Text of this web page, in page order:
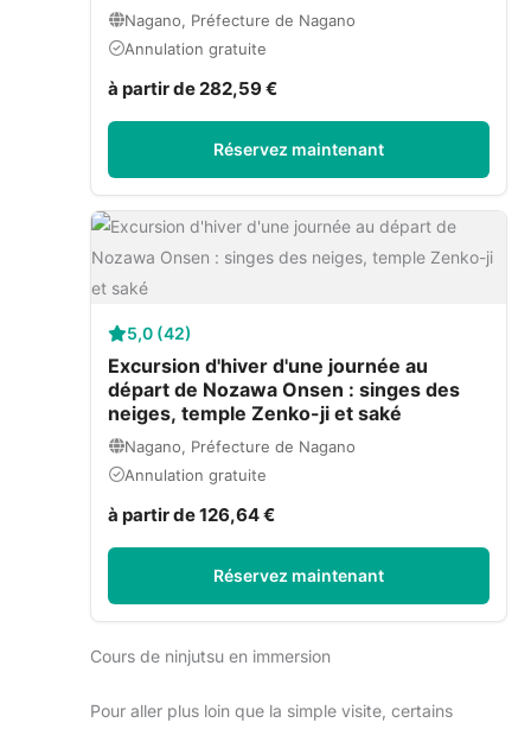
Nagano, Préfecture de Nagano
Annulation gratuite
à partir de 282,59 €
Réservez maintenant
5,0 (42)
Excursion d'hiver d'une journée au
départ de Nozawa Onsen : singes des
neiges, temple Zenko-ji et saké
Nagano, Préfecture de Nagano
Annulation gratuite
à partir de 126,64 €
Réservez maintenant
Cours de ninjutsu en immersion
Pour aller plus loin que la simple visite, certains